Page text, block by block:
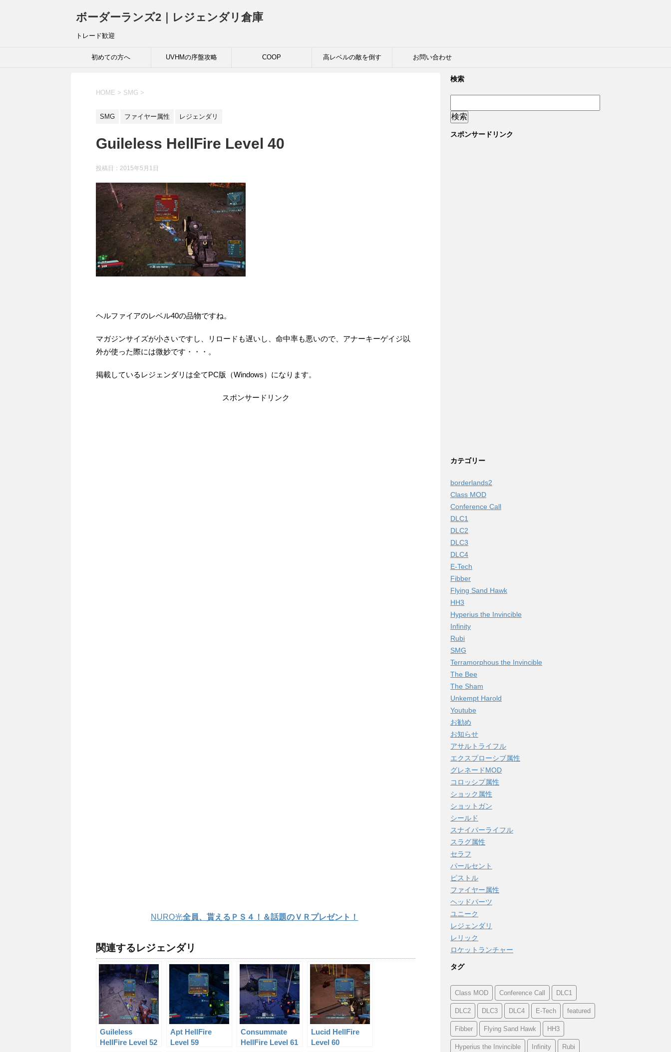
ボーダーランズ2｜レジェンダリ倉庫
トレード歓迎
初めての方へ UVHMの序盤攻略 COOP 高レベルの敵を倒す お問い合わせ
HOME > SMG >
SMG ファイヤー属性 レジェンダリ
Guileless HellFire Level 40
投稿日： 2015年5月1日
ヘルファイアのレベル40の品物ですね。
マガジンサイズが小さいですし、リロードも遅いし、命中率も悪いので、アナーキーゲイジ以
外が使った際には微妙です・・・。
掲載しているレジェンダリは全てPC版（Windows）になります。
スポンサードリンク
NURO光全員、貰えるＰＳ４！＆話題のＶＲプレゼント！
関連するレジェンダリ
Guileless
HellFire Level 52
Apt HellFire
Level 59
Consummate
HellFire Level 61
Lucid HellFire
Level 60
検索
スポンサードリンク
カテゴリー
borderlands2
Class MOD
Conference Call
DLC1
DLC2
DLC3
DLC4
E-Tech
Fibber
Flying Sand Hawk
HH3
Hyperius the Invincible
Infinity
Rubi
SMG
Terramorphous the Invincible
The Bee
The Sham
Unkempt Harold
Youtube
お勧め
お知らせ
アサルトライフル
エクスプローシブ属性
グレネードMOD
コロッシプ属性
ショック属性
ショットガン
シールド
スナイパーライフル
スラグ属性
セラフ
パールセント
ピストル
ファイヤー属性
ヘッドパーツ
ユニーク
レジェンダリ
レリック
ロケットランチャー
タグ
Class MOD Conference Call DLC1
DLC2 DLC3 DLC4 E-Tech featured
Fibber Flying Sand Hawk HH3
Hyperius the Invincible Infinity Rubi